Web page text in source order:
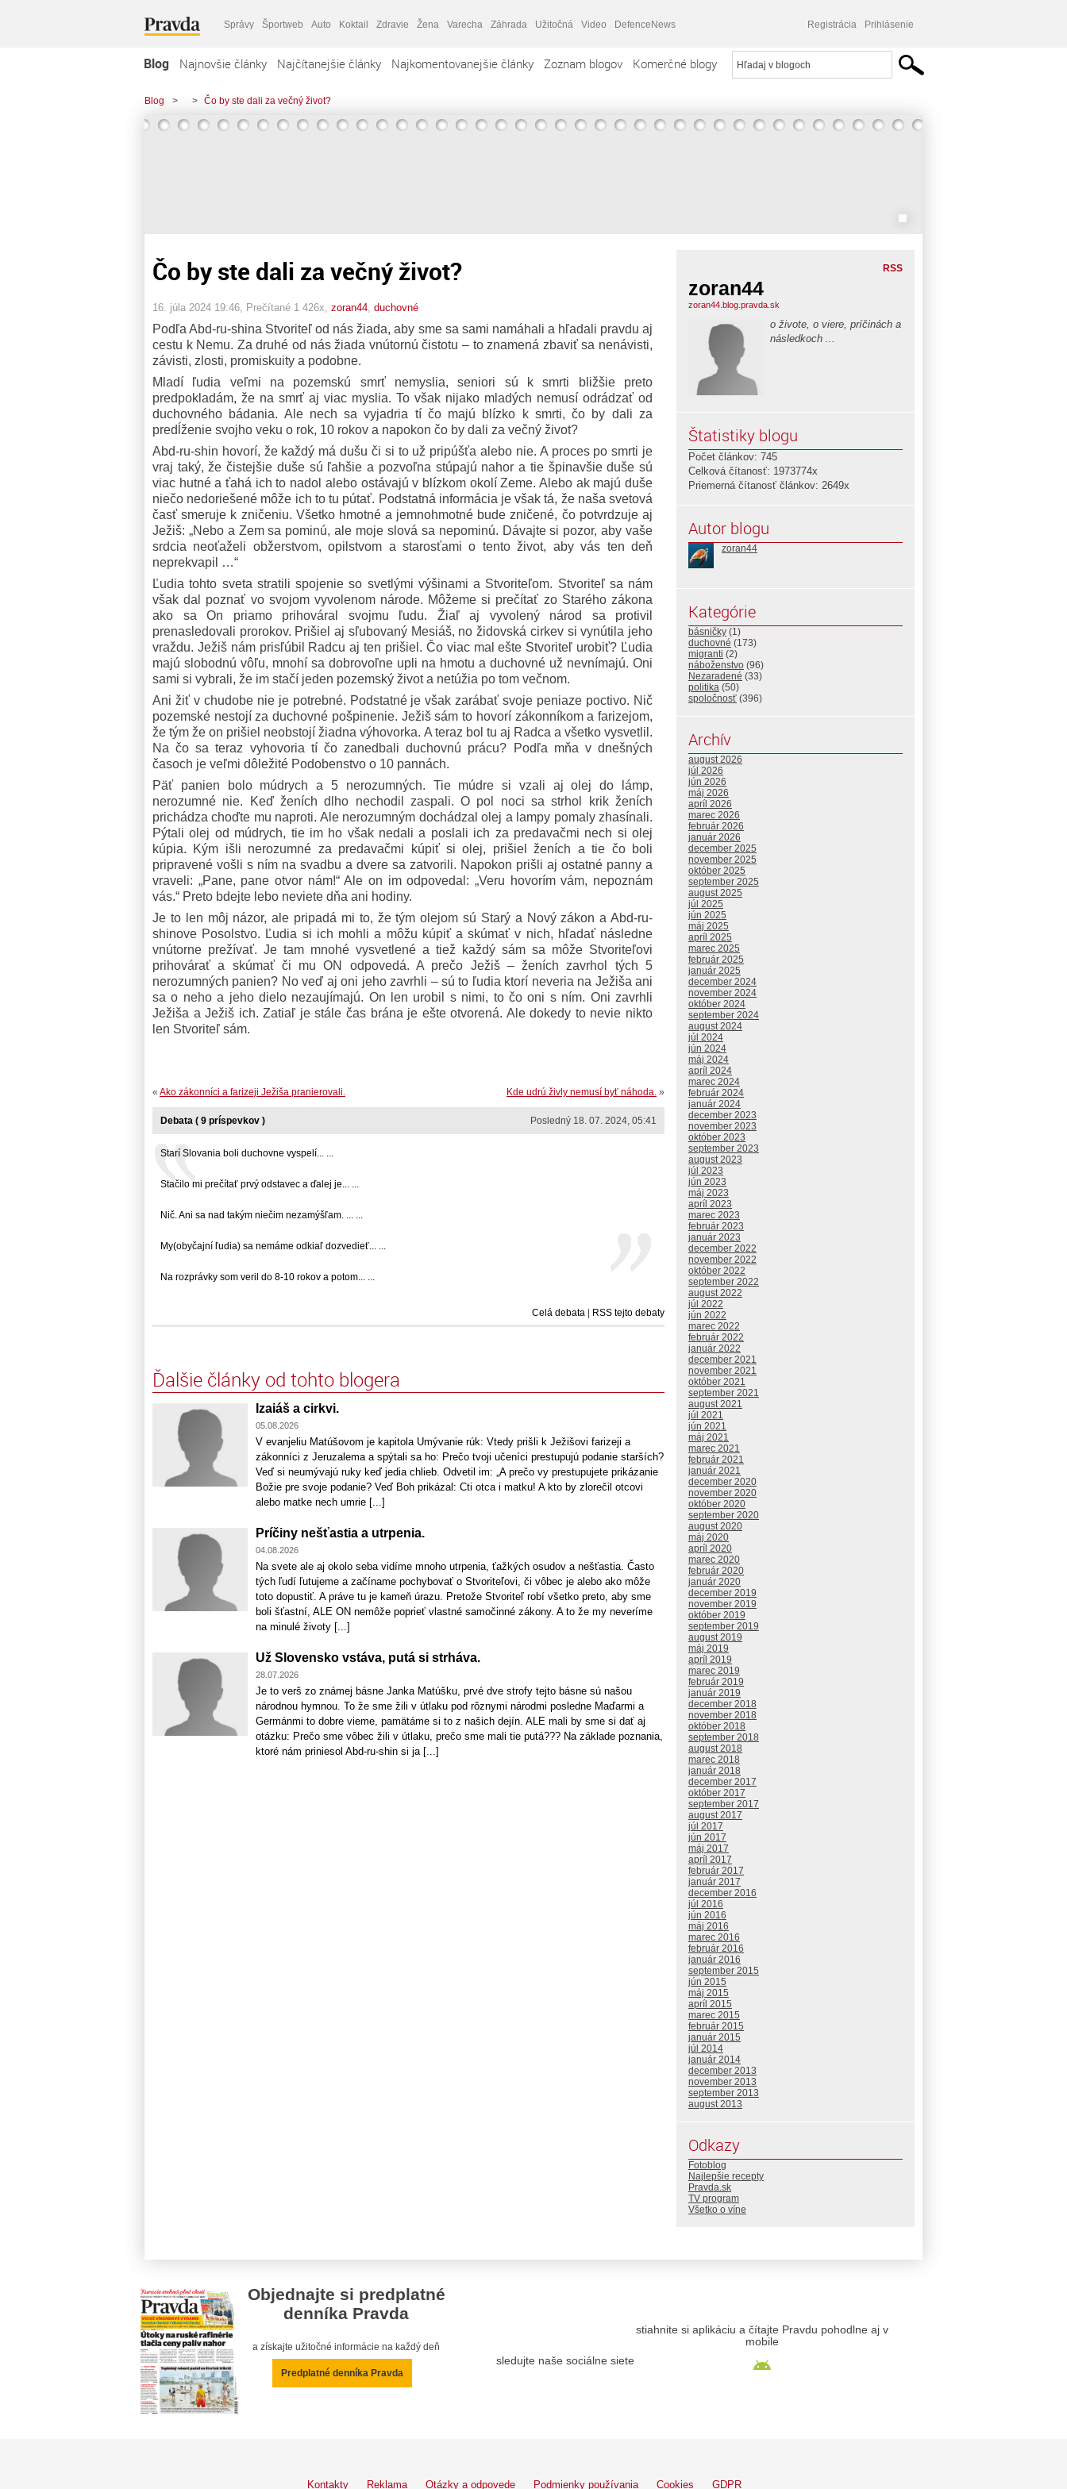
Správy Športweb Auto Koktail Zdravie Žena Varecha Záhrada Užitočná Video DefenceNews Registrácia Prihlásenie
Blog Najnovšie články Najčítanejšie články Najkomentovanejšie články Zoznam blogov Komerčné blogy
Blog > > Čo by ste dali za večný život?
Čo by ste dali za večný život?
16. júla 2024 19:46 , Prečítané 1 426x, zoran44 duchovné
Podľa Abd-ru-shina Stvoriteľ od nás žiada, aby sme sa sami namáhali a hľadali pravdu aj
cestu k Nemu. Za druhé od nás žiada vnútornú čistotu – to znamená zbaviť sa nenávisti,
závisti, zlosti, promiskuity a podobne.
Mladí ľudia veľmi na pozemskú smrť nemyslia, seniori sú k smrti bližšie preto
predpokladám, že na smrť aj viac myslia. To však nijako mladých nemusí odrádzať od
duchovného bádania. Ale nech sa vyjadria tí čo majú blízko k smrti, čo by dali za
predĺženie svojho veku o rok, 10 rokov a napokon čo by dali za večný život?
Abd-ru-shin hovorí, že každý má dušu či si to už pripúšťa alebo nie. A proces po smrti je
vraj taký, že čistejšie duše sú ľahšie a pozvoľna stúpajú nahor a tie špinavšie duše sú
viac hutné a ťahá ich to nadol alebo ostávajú v blízkom okolí Zeme. Alebo ak majú duše
niečo nedoriešené môže ich to tu pútať. Podstatná informácia je však tá, že naša svetová
časť smeruje k zničeniu. Všetko hmotné a jemnohmotné bude zničené, čo potvrdzuje aj
Ježiš: „Nebo a Zem sa pominú, ale moje slová sa nepominú. Dávajte si pozor, aby vaše
srdcia neoťaželi obžerstvom, opilstvom a starosťami o tento život, aby vás ten deň
neprekvapil …“
Ľudia tohto sveta stratili spojenie so svetlými výšinami a Stvoriteľom. Stvoriteľ sa nám
však dal poznať vo svojom vyvolenom národe. Môžeme si prečítať zo Starého zákona
ako sa On priamo prihováral svojmu ľudu. Žiaľ aj vyvolený národ sa protivil
prenasledovali prorokov. Prišiel aj sľubovaný Mesiáš, no židovská cirkev si vynútila jeho
vraždu. Ježiš nám prisľúbil Radcu aj ten prišiel. Čo viac mal ešte Stvoriteľ urobiť? Ľudia
majú slobodnú vôľu, mnohí sa dobrovoľne upli na hmotu a duchovné už nevnímajú. Oni
sami si vybrali, že im stačí jeden pozemský život a netúžia po tom večnom.
Ani žiť v chudobe nie je potrebné. Podstatné je však zarábať svoje peniaze poctivo. Nič
pozemské nestojí za duchovné pošpinenie. Ježiš sám to hovorí zákonníkom a farizejom,
že tým že on prišiel neobstojí žiadna výhovorka. A teraz bol tu aj Radca a všetko vysvetlil.
Na čo sa teraz vyhovoria tí čo zanedbali duchovnú prácu? Podľa mňa v dnešných
časoch je veľmi dôležité Podobenstvo o 10 pannách.
Päť panien bolo múdrych a 5 nerozumných. Tie múdre si vzali aj olej do lámp,
nerozumné nie. Keď ženích dlho nechodil zaspali. O pol noci sa strhol krik ženích
prichádza choďte mu naproti. Ale nerozumným dochádzal olej a lampy pomaly zhasínali.
Pýtali olej od múdrych, tie im ho však nedali a poslali ich za predavačmi nech si olej
kúpia. Kým išli nerozumné za predavačmi kúpiť si olej, prišiel ženích a tie čo boli
pripravené vošli s ním na svadbu a dvere sa zatvorili. Napokon prišli aj ostatné panny a
vraveli: „Pane, pane otvor nám!“ Ale on im odpovedal: „Veru hovorím vám, nepoznám
vás.“ Preto bdejte lebo neviete dňa ani hodiny.
Je to len môj názor, ale pripadá mi to, že tým olejom sú Starý a Nový zákon a Abd-ru-
shinove Posolstvo. Ľudia si ich mohli a môžu kúpiť a skúmať v nich, hľadať následne
vnútorne prežívať. Je tam mnohé vysvetlené a tiež každý sám sa môže Stvoriteľovi
prihovárať a skúmať či mu ON odpovedá. A prečo Ježiš – ženích zavrhol tých 5
nerozumných panien? No veď aj oni jeho zavrhli – sú to ľudia ktorí neveria na Ježiša ani
sa o neho a jeho dielo nezaujímajú. On len urobil s nimi, to čo oni s ním. Oni zavrhli
Ježiša a Ježiš ich. Zatiaľ je stále čas brána je ešte otvorená. Ale dokedy to nevie nikto
len Stvoriteľ sám.
Kde udrú živly nemusí byť náhoda. »
« Ako zákonníci a farizeji Ježiša pranierovali.
Posledný 18. 07. 2024, 05:41
Debata ( 9 príspevkov )
Starí Slovania boli duchovne vyspelí... ...
Stačilo mi prečítať prvý odstavec a ďalej je... ...
Nič. Ani sa nad takým niečim nezamýšľam. ... ...
My(obyčajní ľudia) sa nemáme odkiaľ dozvedieť... ...
Na rozprávky som veril do 8-10 rokov a potom... ...
Celá debata RSS tejto debaty
Ďalšie články od tohto blogera
Izaiáš a cirkvi.
05.08.2026
V evanjeliu Matúšovom je kapitola Umývanie rúk: Vtedy prišli k Ježišovi farizeji a
zákonníci z Jeruzalema a spýtali sa ho: Prečo tvoji učeníci prestupujú podanie starších?
Veď si neumývajú ruky keď jedia chlieb. Odvetil im: „A prečo vy prestupujete prikázanie
Božie pre svoje podanie? Veď Boh prikázal: Cti otca i matku! A kto by zlorečil otcovi
alebo matke nech umrie [...]
Príčiny nešťastia a utrpenia.
04.08.2026
Na svete ale aj okolo seba vidíme mnoho utrpenia, ťažkých osudov a nešťastia. Často
tých ľudí ľutujeme a začíname pochybovať o Stvoriteľovi, či vôbec je alebo ako môže
toto dopustiť. A práve tu je kameň úrazu. Pretože Stvoriteľ robí všetko preto, aby sme
boli šťastní, ALE ON nemôže poprieť vlastné samočinné zákony. A to že my neveríme
na minulé životy [...]
Už Slovensko vstáva, putá si strháva.
28.07.2026
Je to verš zo známej básne Janka Matúšku, prvé dve strofy tejto básne sú našou
národnou hymnou. To že sme žili v útlaku pod rôznymi národmi posledne Maďarmi a
Germánmi to dobre vieme, pamätáme si to z našich dejín. ALE mali by sme si dať aj
otázku: Prečo sme vôbec žili v útlaku, prečo sme mali tie putá??? Na základe poznania,
ktoré nám priniesol Abd-ru-shin si ja [...]
RSS
zoran44
zoran44.blog.pravda.sk
o živote, o viere, príčinách a
následkoch ...
Štatistiky blogu
Počet článkov: 745
Celková čítanosť: 1973774x
Priemerná čítanosť článkov: 2649x
Autor blogu
zoran44
Kategórie
básničky (1)
duchovné (173)
migranti (2)
náboženstvo (96)
Nezaradené (33)
politika (50)
spoločnosť (396)
Archív
august 2026
júl 2026
jún 2026
máj 2026
apríl 2026
marec 2026
február 2026
január 2026
december 2025
november 2025
október 2025
september 2025
august 2025
júl 2025
jún 2025
máj 2025
apríl 2025
marec 2025
február 2025
január 2025
december 2024
november 2024
október 2024
september 2024
august 2024
júl 2024
jún 2024
máj 2024
apríl 2024
marec 2024
február 2024
január 2024
december 2023
november 2023
október 2023
september 2023
august 2023
júl 2023
jún 2023
máj 2023
apríl 2023
marec 2023
február 2023
január 2023
december 2022
november 2022
október 2022
september 2022
august 2022
júl 2022
jún 2022
marec 2022
február 2022
január 2022
december 2021
november 2021
október 2021
september 2021
august 2021
júl 2021
jún 2021
máj 2021
marec 2021
február 2021
január 2021
december 2020
november 2020
október 2020
september 2020
august 2020
máj 2020
apríl 2020
marec 2020
február 2020
január 2020
december 2019
november 2019
október 2019
september 2019
august 2019
máj 2019
apríl 2019
marec 2019
február 2019
január 2019
december 2018
november 2018
október 2018
september 2018
august 2018
marec 2018
január 2018
december 2017
október 2017
september 2017
august 2017
júl 2017
jún 2017
máj 2017
apríl 2017
február 2017
január 2017
december 2016
júl 2016
jún 2016
máj 2016
marec 2016
február 2016
január 2016
september 2015
jún 2015
máj 2015
apríl 2015
marec 2015
február 2015
január 2015
júl 2014
január 2014
december 2013
november 2013
september 2013
august 2013
Odkazy
Fotoblog
Najlepšie recepty
Pravda.sk
TV program
Všetko o víne
Objednajte si predplatné
denníka Pravda
a získajte užitočné informácie na každý deň
Predplatné denníka Pravda
sledujte naše sociálne siete
stiahnite si aplikáciu a čítajte Pravdu pohodlne aj v
mobile
Kontakty Reklama Otázky a odpovede Podmienky používania Cookies GDPR